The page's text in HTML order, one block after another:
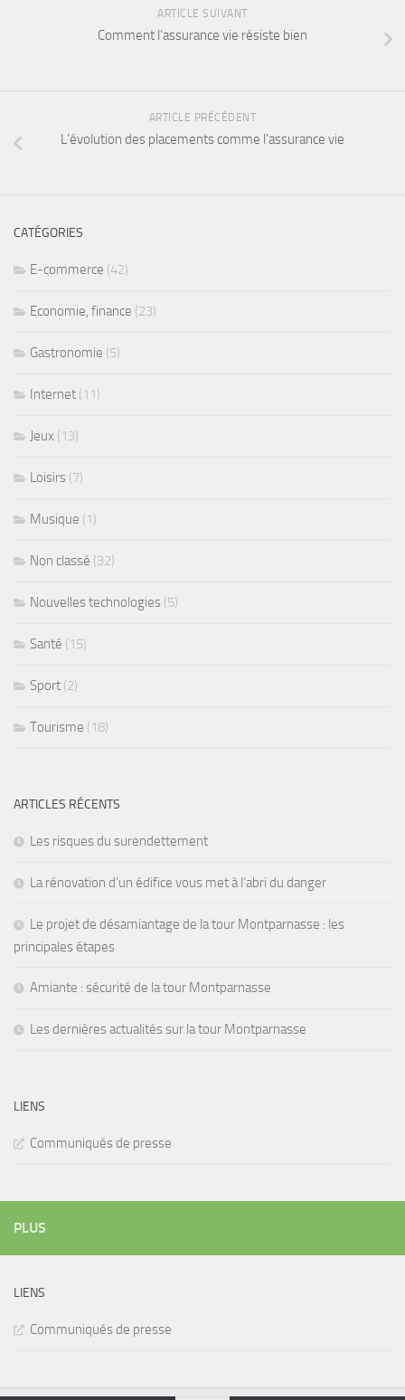
ARTICLE SUIVANT
Comment l’assurance vie résiste bien
ARTICLE PRÉCÉDENT
L’évolution des placements comme l’assurance vie
CATÉGORIES
E-commerce (42)
Economie, finance (23)
Gastronomie (5)
Internet (11)
Jeux (13)
Loisirs (7)
Musique (1)
Non classé (32)
Nouvelles technologies (5)
Santé (15)
Sport (2)
Tourisme (18)
ARTICLES RÉCENTS
Les risques du surendettement
La rénovation d’un édifice vous met à l’abri du danger
Le projet de désamiantage de la tour Montparnasse : les
principales étapes
Amiante : sécurité de la tour Montparnasse
Les dernières actualités sur la tour Montparnasse
LIENS
Communiqués de presse
PLUS
LIENS
Communiqués de presse